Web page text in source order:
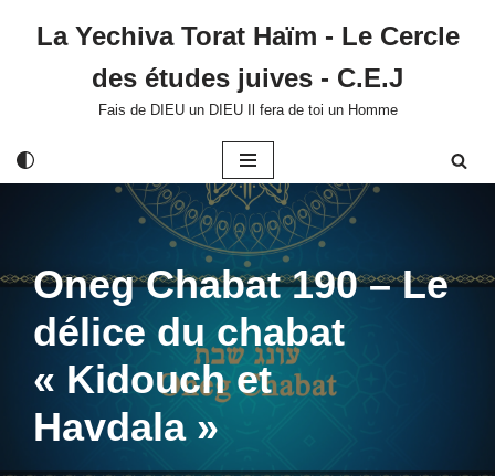
La Yechiva Torat Haïm - Le Cercle
des études juives - C.E.J
Fais de DIEU un DIEU Il fera de toi un Homme
Oneg Chabat 190 – Le
délice du chabat
« Kidouch et
Havdala »